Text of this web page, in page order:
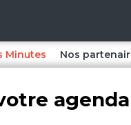
Minutes Nos